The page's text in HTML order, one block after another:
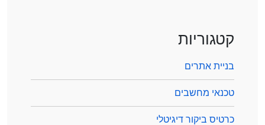
קטגוריות
בניית אתרים
טכנאי מחשבים
כרטיס ביקור דיגיטלי